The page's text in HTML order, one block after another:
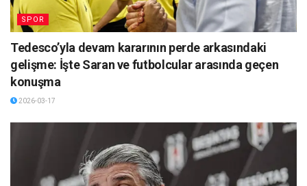
SPOR
Tedesco’yla devam kararının perde arkasındaki
gelişme: İşte Saran ve futbolcular arasında geçen
konuşma
2026-03-17